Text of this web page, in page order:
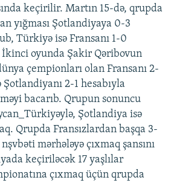
keçirilir. Martın 15-də, qrupda
yığması Şotlandiyaya 0-3
Türkiyə isə Fransanı 1-0
İkinci oyunda Şakir Qəribovun
çempionları olan Fransanı 2-
2-1 hesabıyla
bacarıb. Qrupun sonuncu
Şotlandiya isə
Qrupda Fransızlardan başqa 3-
mərhələyə çıxmaq şansını
keçiriləcək 17 yaşlılar
çıxmaq üçün qrupda